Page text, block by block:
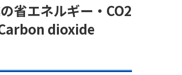
省エネルギー・CO2
dioxide